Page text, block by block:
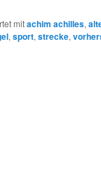
mitachim achilles,
, sport, strecke,